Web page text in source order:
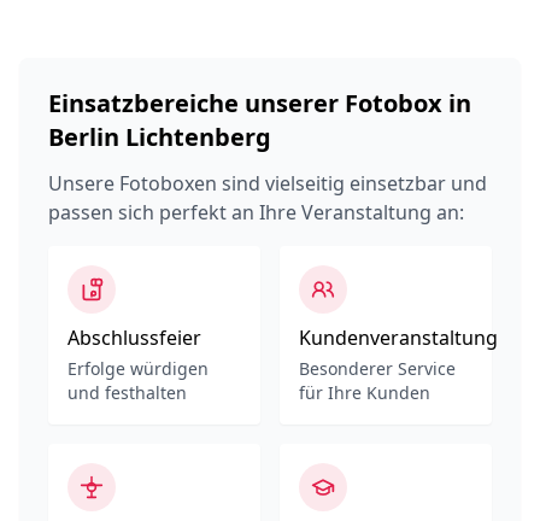
Einsatzbereiche unserer Fotobox in
Berlin Lichtenberg
Unsere Fotoboxen sind vielseitig einsetzbar und
passen sich perfekt an Ihre Veranstaltung an:
Abschlussfeier
Erfolge würdigen
und festhalten
Kundenveranstaltung
Besonderer Service
für Ihre Kunden